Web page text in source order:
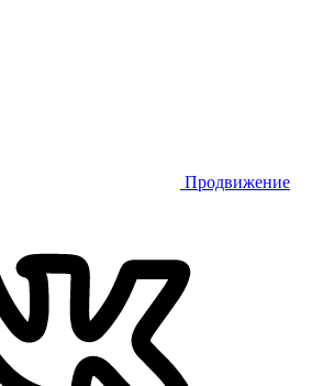
Продвижение